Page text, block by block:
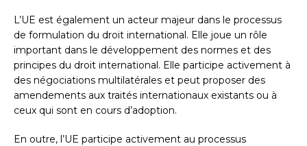
L’UE est également un acteur majeur dans le processus
de formulation du droit international. Elle joue un rôle
important dans le développement des normes et des
principes du droit international. Elle participe activement à
des négociations multilatérales et peut proposer des
amendements aux traités internationaux existants ou à
ceux qui sont en cours d’adoption.
En outre, l’UE participe activement au processus